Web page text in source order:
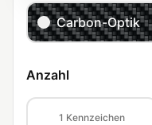
Carbon-Optik
Anzahl
1 Kennzeichen